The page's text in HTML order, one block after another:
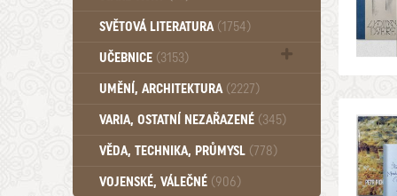
SVĚTOVÁ LITERATURA (1754)
UČEBNICE (3153)
Učebnice - Jazykové (1297)
Učebnice - VŠ (259)
Učebnice - ZŠ (556)
Učebnice - Ostatní (499)
UMĚNÍ, ARCHITEKTURA (2227)
VARIA, OSTATNÍ NEZAŘAZENÉ (345)
VĚDA, TECHNIKA, PRŮMYSL (778)
VOJENSKÉ, VÁLEČNÉ (906)